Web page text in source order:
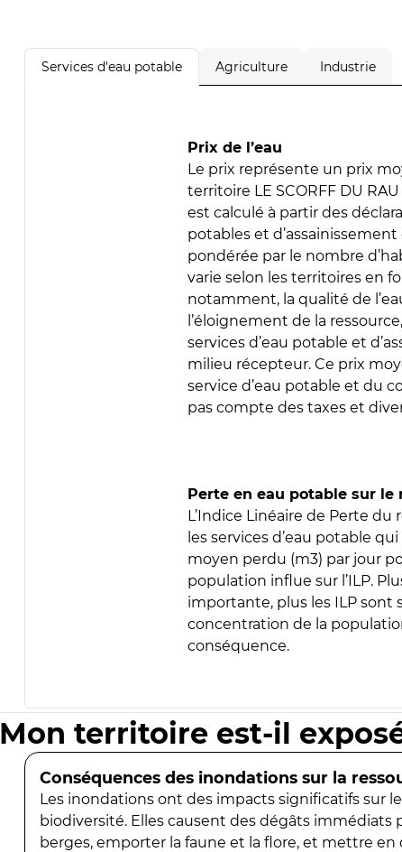
Services d'eau potable Agriculture Industrie
Prix de l’eau
Le prix représente un prix
territoire LE SCORFF DU RAU
est calculé à partir des
potables et
pondérée par le nombre
varie selon les territoires en
notamment, la qualité de
l’éloignement de la
services d’eau potable et
milieu récepteur. Ce prix
service d’eau potable et du
pas compte des taxes et
Perte en eau potable sur le
L’Indice Linéaire de Perte
les services d’eau potable
moyen perdu (m3) par jour
population influe sur l’ILP.
importante, plus les ILP sont
concentration de la
conséquence.
Mon territoire est-il
Conséquences des inondations sur la
Les inondations ont des impacts significatifs sur
biodiversité. Elles causent des dégâts immédiats
berges, emporter la faune et la flore, et mettre en